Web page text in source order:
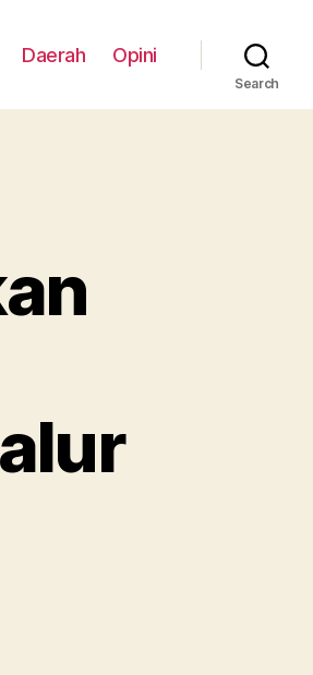
Daerah Opini
Search